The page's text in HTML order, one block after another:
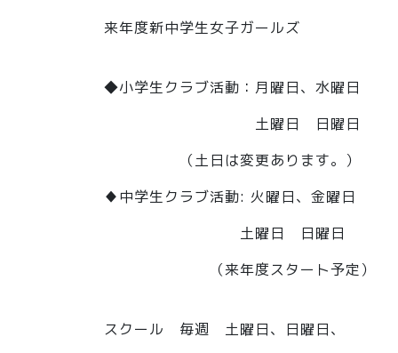
来年度新中学生女子ガールズ
◆小学生クラブ活動：月曜日、水曜日
土曜日 日曜日
（土日は変更あります。）
♦︎中学生クラブ活動: 火曜日、金曜日
土曜日 日曜日
（来年度スタート予定）
スクール 毎週 土曜日、日曜日、